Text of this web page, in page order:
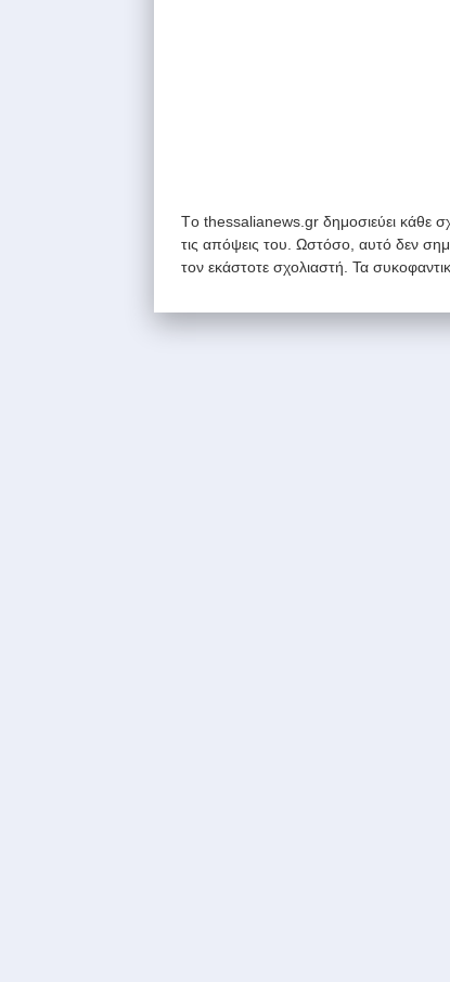
Tο thessalianews.gr δημοσιεύει κάθε
τις απόψεις του. Ωστόσο, αυτό δεν
τον εκάστοτε σχολιαστή. Τα